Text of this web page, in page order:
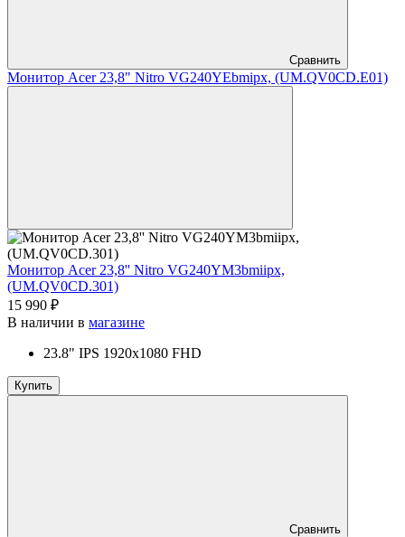
Сравнить
Монитор Acer 23,8" Nitro VG240YEbmipx, (UM.QV0CD.E01)
Монитор Acer 23,8'' Nitro VG240YM3bmiipx,
(UM.QV0CD.301)
15 990 ₽
В наличии в магазине
23.8" IPS 1920x1080 FHD
Купить
Сравнить